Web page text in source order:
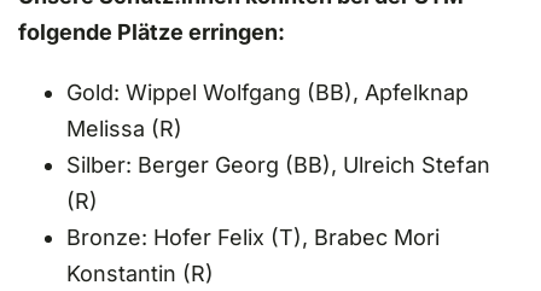
folgende Plätze erringen:
Gold: Wippel Wolfgang (BB), Apfelknap
Melissa (R)
Silber: Berger Georg (BB), Ulreich Stefan
(R)
Bronze: Hofer Felix (T), Brabec Mori
Konstantin (R)